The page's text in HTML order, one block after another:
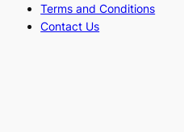
Terms and Conditions
Contact Us